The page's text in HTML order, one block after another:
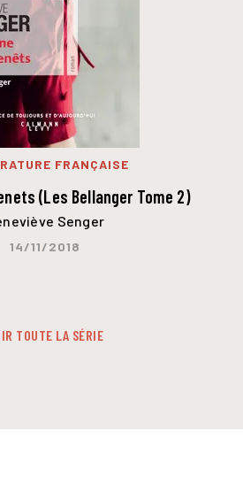
FRANÇAISE
(Les Bellanger Tome 2)
Senger
14/11/2018
TOUTE LA SÉRIE